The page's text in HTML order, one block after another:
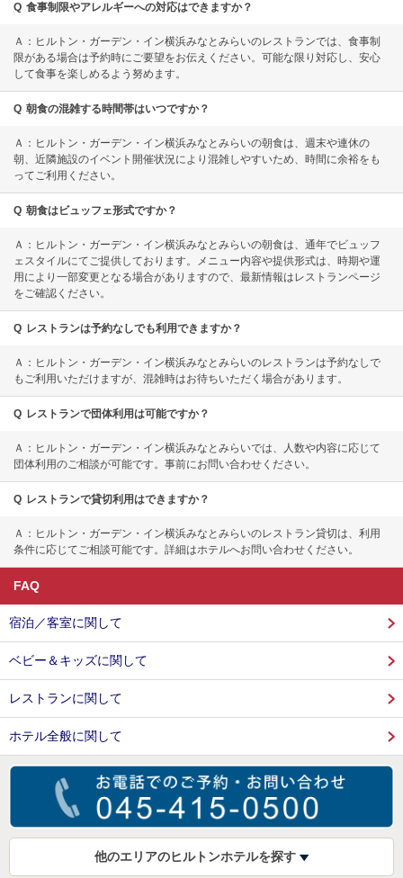
Q 食事制限やアレルギーへの対応はできますか？
Ａ：ヒルトン・ガーデン・イン横浜みなとみらいのレストランでは、食事制
限がある場合は予約時にご要望をお伝えください。可能な限り対応し、安心
して食事を楽しめるよう努めます。
Q 朝食の混雑する時間帯はいつですか？
Ａ：ヒルトン・ガーデン・イン横浜みなとみらいの朝食は、週末や連休の
朝、近隣施設のイベント開催状況により混雑しやすいため、時間に余裕をも
ってご利用ください。
Q 朝食はビュッフェ形式ですか？
Ａ：ヒルトン・ガーデン・イン横浜みなとみらいの朝食は、通年でビュッフ
ェスタイルにてご提供しております。メニュー内容や提供形式は、時期や運
用により一部変更となる場合がありますので、最新情報はレストランページ
をご確認ください。
Q レストランは予約なしでも利用できますか？
Ａ：ヒルトン・ガーデン・イン横浜みなとみらいのレストランは予約なしで
もご利用いただけますが、混雑時はお待ちいただく場合があります。
Q レストランで団体利用は可能ですか？
Ａ：ヒルトン・ガーデン・イン横浜みなとみらいでは、人数や内容に応じて
団体利用のご相談が可能です。事前にお問い合わせください。
Q レストランで貸切利用はできますか？
Ａ：ヒルトン・ガーデン・イン横浜みなとみらいのレストラン貸切は、利用
条件に応じてご相談可能です。詳細はホテルへお問い合わせください。
FAQ
宿泊／客室に関して
ベビー＆キッズに関して
レストランに関して
ホテル全般に関して
他のエリアのヒルトンホテルを探す